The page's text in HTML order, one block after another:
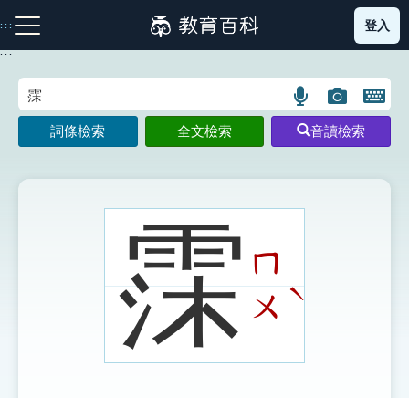
到
主
:::
注音索引圖示 筆畫索引圖示 部首索引表圖示
登入
:::
語
言
搜
示
圖
片
搜
開
鍵
圖
詞條檢索 全文檢索 音讀檢索
霂ㄇ
ㄨˋ